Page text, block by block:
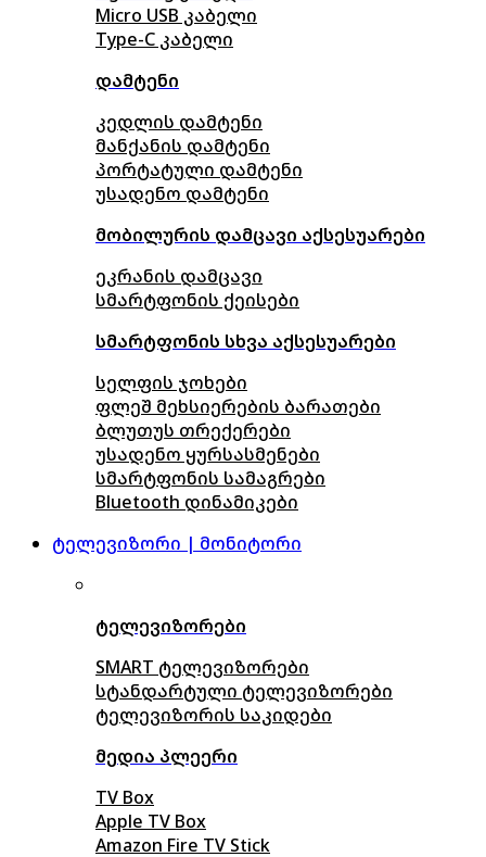
Micro USB კაბელი
Type-C კაბელი
დამტენი
კედლის დამტენი
მანქანის დამტენი
პორტატული დამტენი
უსადენო დამტენი
მობილურის დამცავი აქსესუარები
ეკრანის დამცავი
სმარტფონის ქეისები
სმარტფონის სხვა აქსესუარები
სელფის ჯოხები
ფლეშ მეხსიერების ბარათები
ბლუთუს თრექერები
უსადენო ყურსასმენები
სმარტფონის სამაგრები
Bluetooth დინამიკები
ტელევიზორი | მონიტორი
ტელევიზორები
SMART ტელევიზორები
სტანდარტული ტელევიზორები
ტელევიზორის საკიდები
მედია პლეერი
TV Box
Apple TV Box
Amazon Fire TV Stick